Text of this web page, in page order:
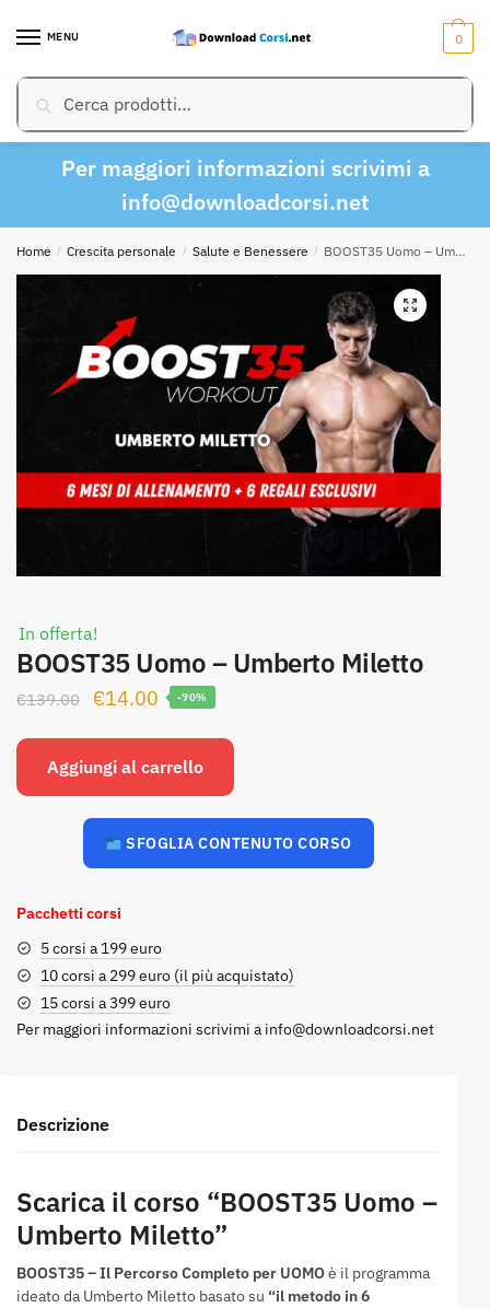
MENU
Cerca:Cerca
0
Per maggiori informazioni scrivimi a
info@downloadcorsi.net
Home / Crescita personale / Salute e Benessere / BOOST35 Uomo – Umberto Miletto
In offerta!
BOOST35 Uomo – Umberto Miletto
€139.00
Il
originale
€139.00.
€14.00 Il
attuale
€14.00.
-90%
Aggiungi al carrello
SFOGLIA CONTENUTO CORSO
Pacchetti corsi
5 corsi a 199 euro
10 corsi a 299 euro (il più acquistato)
15 corsi a 399 euro
Per maggiori informazioni scrivimi a info@downloadcorsi.net
Descrizione
Scarica il corso “BOOST35 Uomo –
Umberto Miletto”
BOOST35 – Il Percorso Completo per UOMOè il programma
ideato da Umberto Miletto basato su “il metodo in 6